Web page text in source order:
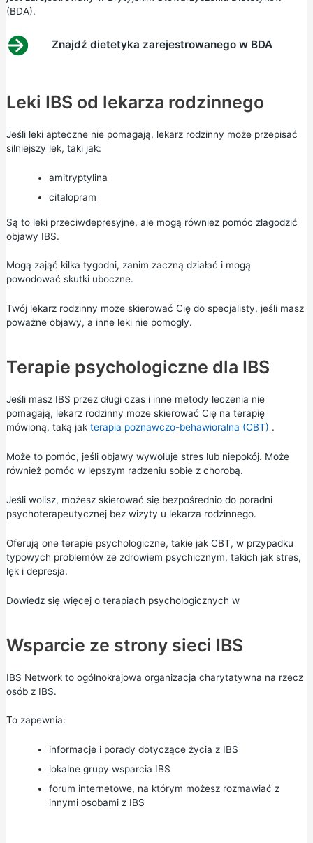
(BDA).
Znajdź dietetyka zarejestrowanego w BDA
Leki IBS od lekarza rodzinnego
Jeśli leki apteczne nie pomagają, lekarz rodzinny może przepisać
silniejszy lek, taki jak:
amitryptylina
citalopram
Są to leki przeciwdepresyjne, ale mogą również pomóc złagodzić
objawy IBS.
Mogą zająć kilka tygodni, zanim zaczną działać i mogą
powodować skutki uboczne.
Twój lekarz rodzinny może skierować Cię do specjalisty, jeśli masz
poważne objawy, a inne leki nie pomogły.
Terapie psychologiczne dla IBS
Jeśli masz IBS przez długi czas i inne metody leczenia nie
pomagają, lekarz rodzinny może skierować Cię na terapię
mówioną, taką jak terapia poznawczo-behawioralna (CBT) .
Może to pomóc, jeśli objawy wywołuje stres lub niepokój. Może
również pomóc w lepszym radzeniu sobie z chorobą.
Jeśli wolisz, możesz skierować się bezpośrednio do poradni
psychoterapeutycznej bez wizyty u lekarza rodzinnego.
Oferują one terapie psychologiczne, takie jak CBT, w przypadku
typowych problemów ze zdrowiem psychicznym, takich jak stres,
lęk i depresja.
Dowiedz się więcej o terapiach psychologicznych w
Wsparcie ze strony sieci IBS
IBS Networkto ogólnokrajowa organizacja charytatywna na rzecz
osób z IBS.
To zapewnia:
informacje i porady dotyczące życia z IBS
lokalne grupy wsparcia IBS
forum internetowe, na którym możesz rozmawiać z
innymi osobami z IBS